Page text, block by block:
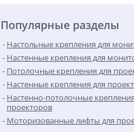
Популярные разделы
Настольные крепления для
Настенные крепления для
Потолочные крепления для
Настенные крепления для
Настенно-потолочные
проекторов
Моторизованные лифты для